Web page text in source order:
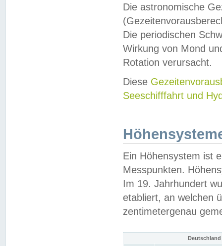
Die astronomische
Die periodischen
Wirkung von Mond
Rotation verursacht.
Diese
Seeschifffahrt und
Ein Höhensystem ist
Messpunkten.
Im 19. Jahrhundert
etabliert, an welchen
zentimetergenau